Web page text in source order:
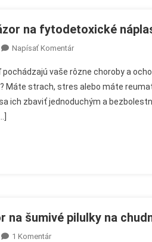
na fytodetoxické
Napísať KomentárOn
Detox
5600
–
pochádzajú vaše rôzne choroby a
Máte strach, stres alebo máte
ich zbaviť jednoduchým a
na šumivé pilulky na
1 KomentárNa